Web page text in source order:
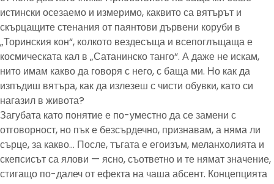
истински осезаемо и измеримо, каквито са вятърът и
скърцащите стенания от паянтови дървени коруби в
„Торинския кон“, колкото вездесъща и всепоглъщаща е
космическата кал в „Сатанинско танго“. А даже не искам,
нито имам какво да говоря с него, с баща ми. Но как да
изпъдиш вятъра, как да излезеш с чисти обувки, като си
нагазил в живота?
Загубата като понятие е по-уместно да се замени с
отговорност, но пък е безсърдечно, признавам, а няма ли
сърце, за какво… После, тъгата е егоизъм, меланхолията и
скепсисът са ялови — ясно, съответно и те нямат значение,
стигащо по-далеч от ефекта на чаша абсент. Концепцията